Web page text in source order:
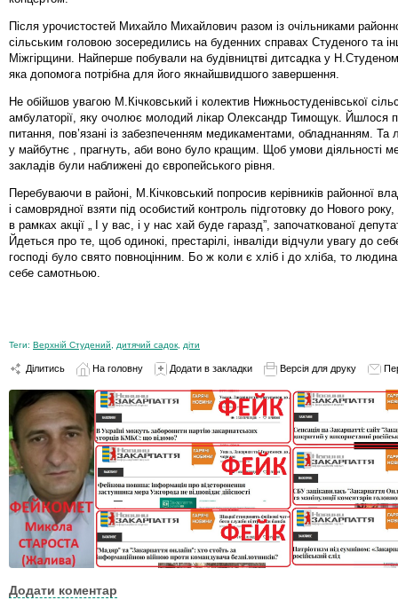
Після урочистостей Михайло Михайлович разом із очільниками
сільським головою зосередились на буденних справах Студеного та
Міжгірщини. Найперше побували на будівництві дитсадка у
яка допомога потрібна для його якнайшвидшого завершення.
Не обійшов увагою М.Кічковський і колектив Нижньостуденівської
амбулаторії, яку очолює молодий лікар Олександр Тимощук. Йшлося
питання, пов’язані із забезпеченням медикаментами, обладнанням.
у майбутнє , прагнуть, аби воно було кращим. Щоб умови діяльності
закладів були наближені до європейського рівня.
Перебуваючи в районі, М.Кічковський попросив керівників районної
і самоврядної взяти під особистий контроль підготовку до Нового
в рамках акції „ І у вас, і у нас хай буде гаразд”, започаткованої
Йдеться про те, щоб одинокі, престарілі, інваліди відчули увагу до
господі було свято повноцінним. Бо ж коли є хліб і до хліба, то
себе самотньою.
Теги: Верхній Студений дитячий садок діти
Ділитись На головну Додати в закладки Версія для друку
Додати коментар